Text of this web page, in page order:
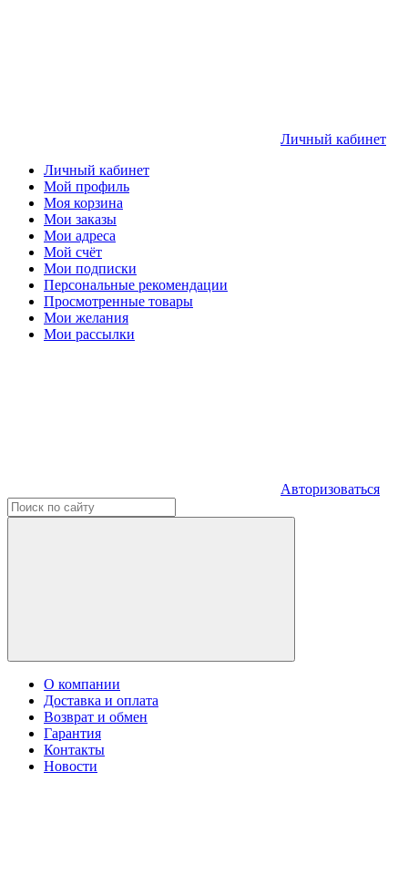
Личный кабинет
Личный кабинет
Мой профиль
Моя корзина
Мои заказы
Мои адреса
Мой счёт
Мои подписки
Персональные рекомендации
Просмотренные товары
Мои желания
Мои рассылки
Авторизоваться
О компании
Доставка и оплата
Возврат и обмен
Гарантия
Контакты
Новости